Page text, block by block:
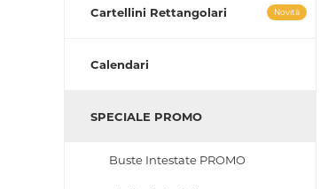
Cartellini Rettangolari Novità
Calendari
SPECIALE PROMO
Buste Intestate PROMO